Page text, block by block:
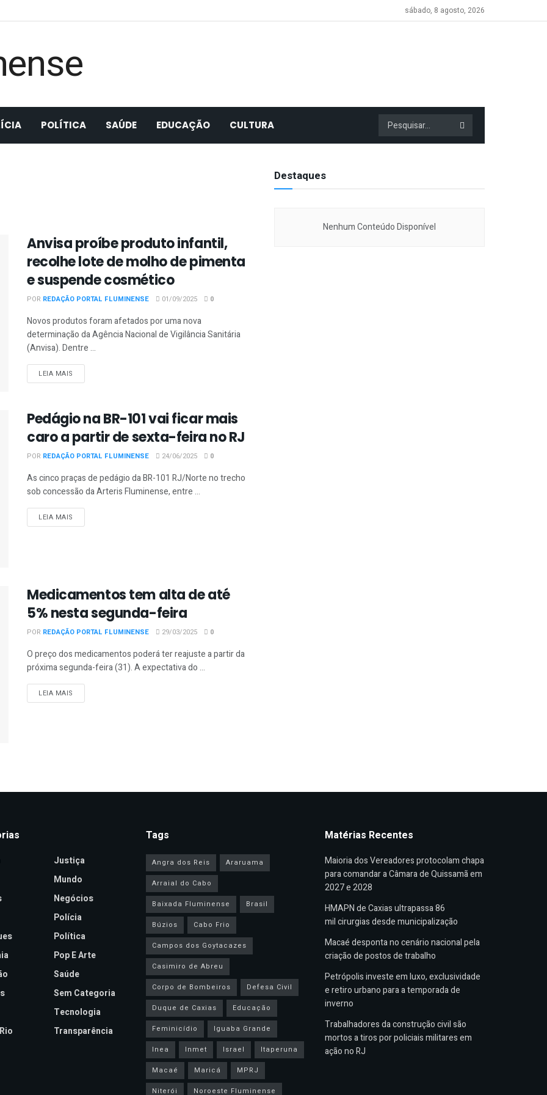
sábado, 8 agosto, 2026
POLÍTICA SAÚDE EDUCAÇÃO CULTURA
Anvisa proíbe produto infantil,
recolhe lote de molho de pimenta
e suspende cosmético
POR REDAÇÃO PORTAL FLUMINENSE 01/09/2025 0
Novos produtos foram afetados por uma nova
determinação da Agência Nacional de Vigilância Sanitária
(Anvisa). Dentre ...
LEIA MAIS
Pedágio na BR-101 vai ficar mais
caro a partir de sexta-feira no RJ
POR REDAÇÃO PORTAL FLUMINENSE 24/06/2025 0
As cinco praças de pedágio da BR-101 RJ/Norte no trecho
sob concessão da Arteris Fluminense, entre ...
LEIA MAIS
Medicamentos tem alta de até
5% nesta segunda-feira
POR REDAÇÃO PORTAL FLUMINENSE 29/03/2025 0
O preço dos medicamentos poderá ter reajuste a partir da
próxima segunda-feira (31). A expectativa do ...
LEIA MAIS
Destaques
Nenhum Conteúdo Disponível
Justiça
Mundo
Negócios
Polícia
Política
Pop E Arte
Saúde
Sem Categoria
Tecnologia
Transparência
Tags
Angra dos Reis
Araruama
Arraial do Cabo
Baixada Fluminense
Brasil
Búzios
Cabo Frio
Campos dos Goytacazes
Casimiro de Abreu
Corpo de Bombeiros
Defesa Civil
Duque de Caxias
Educação
Feminicídio
Iguaba Grande
Inea
Inmet Israel
Itaperuna
Macaé
Maricá
MPRJ
Niterói
Noroeste Fluminense
Matérias Recentes
Maioria dos Vereadores protocolam chapa
para comandar a Câmara de Quissamã em
2027 e 2028
HMAPN de Caxias ultrapassa 86
mil cirurgias desde municipalização
Macaé desponta no cenário nacional pela
criação de postos de trabalho
Petrópolis investe em luxo, exclusividade
e retiro urbano para a temporada de
inverno
Trabalhadores da construção civil são
mortos a tiros por policiais militares em
ação no RJ